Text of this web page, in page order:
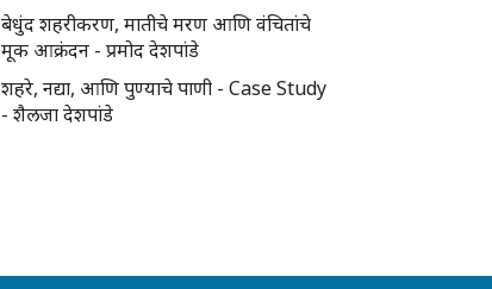
बेधुंद शहरीकरण, मातीचे मरण आणि वंचितांचे
मूक आक्रंदन - प्रमोद देशपांडे
शहरे, नद्या, आणि पुण्याचे पाणी - Case Study
- शैलजा देशपांडे